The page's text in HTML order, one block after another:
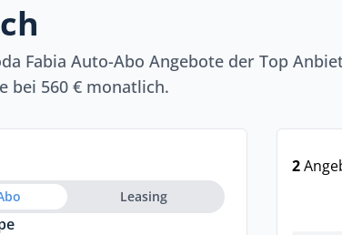
Fabia Auto-Abo Angebote der Top
bei 560 € monatlich.
Leasing
2